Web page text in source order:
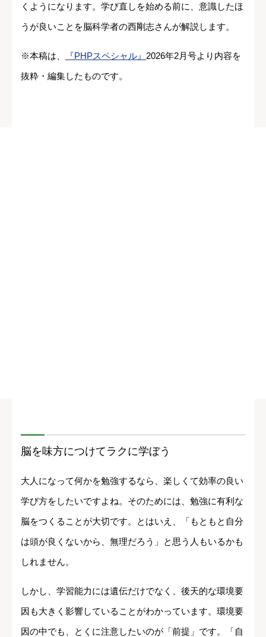
くようになります。学び直しを始める前に、意識したほ
うが良いことを脳科学者の西剛志さんが解説します。
※本稿は、 『PHPスペシャル』 2026年2月号より内容を
抜粋・編集したものです。
脳を味方につけてラクに学ぼう
大人になって何かを勉強するなら、楽しくて効率の良い
学び方をしたいですよね。そのためには、勉強に有利な
脳をつくることが大切です。とはいえ、「もともと自分
は頭が良くないから、無理だろう」と思う人もいるかも
しれません。
しかし、学習能力には遺伝だけでなく、後天的な環境要
因も大きく影響していることがわかっています。環境要
因の中でも、とくに注意したいのが「前提」です。「自